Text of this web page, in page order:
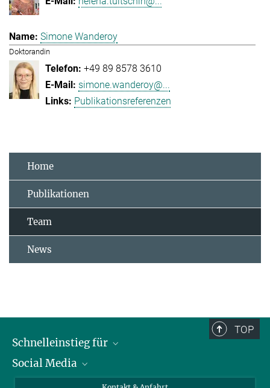
Simone Wanderoy
Doktorandin
+49 89 8578 3610
simone.wanderoy@...
Publikationsreferenzen
Home
Publikationen
Team
News
TOP
Schnelleinstieg für
Journalist*innen
Social Media